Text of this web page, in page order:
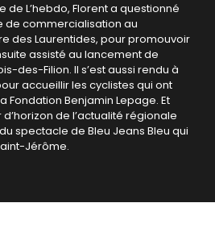
L’hebdo, Florent a questionné
de commercialisation au
des Laurentides, pour promouvoir
assisté au lancement de
des-Filion. Il s’est aussi rendu à
accueillir les cyclistes qui ont
Fondation Benjamin Lepage. Et
de l’actualité régionale
spectacle de Bleu Jeans Bleu qui
Jérôme.